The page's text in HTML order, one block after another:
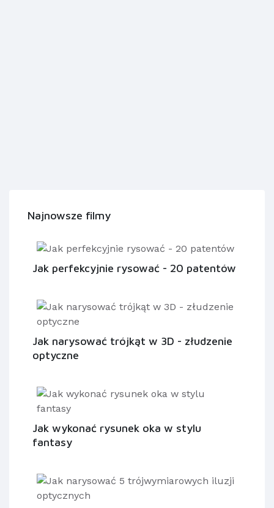
Najnowsze filmy
Jak perfekcyjnie rysować - 20 patentów
Jak narysować trójkąt w 3D - złudzenie
optyczne
Jak wykonać rysunek oka w stylu
fantasy